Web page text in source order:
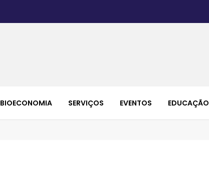
BIOECONOMIA SERVIÇOS EVENTOS EDUCAÇÃO